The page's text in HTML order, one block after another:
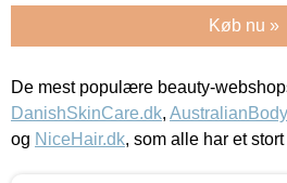
Køb nu »
De mest populære beauty-
DanishSkinCare.dk,
og NiceHair.dk, som alle har et